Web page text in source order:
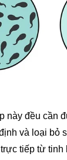
này đều cần
và loại bỏ
tiếp từ tinh